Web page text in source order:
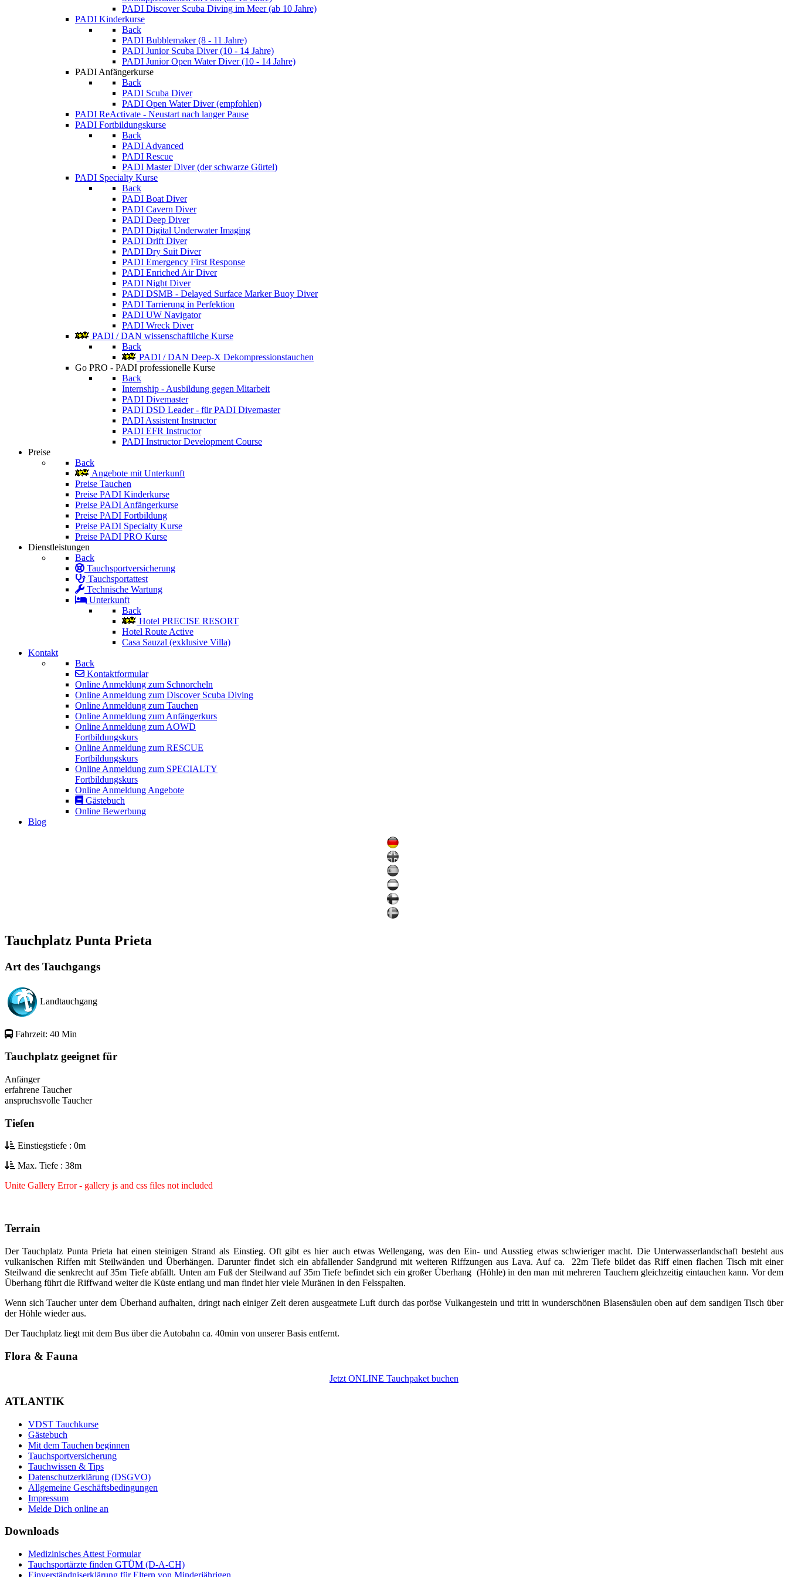
PADI Discover Scuba Diving im Meer (ab 10 Jahre)
PADI Kinderkurse
Back
PADI Bubblemaker (8 - 11 Jahre)
PADI Junior Scuba Diver (10 - 14 Jahre)
PADI Junior Open Water Diver (10 - 14 Jahre)
PADI Anfängerkurse
Back
PADI Scuba Diver
PADI Open Water Diver (empfohlen)
PADI ReActivate - Neustart nach langer Pause
PADI Fortbildungskurse
Back
PADI Advanced
PADI Rescue
PADI Master Diver (der schwarze Gürtel)
PADI Specialty Kurse
Back
PADI Boat Diver
PADI Cavern Diver
PADI Deep Diver
PADI Digital Underwater Imaging
PADI Drift Diver
PADI Dry Suit Diver
PADI Emergency First Response
PADI Enriched Air Diver
PADI Night Diver
PADI DSMB - Delayed Surface Marker Buoy Diver
PADI Tarrierung in Perfektion
PADI UW Navigator
PADI Wreck Diver
PADI / DAN wissenschaftliche Kurse
Back
PADI / DAN Deep-X Dekompressionstauchen
Go PRO - PADI professionelle Kurse
Back
Internship - Ausbildung gegen Mitarbeit
PADI Divemaster
PADI DSD Leader - für PADI Divemaster
PADI Assistent Instructor
PADI EFR Instructor
PADI Instructor Development Course
Preise
Back
Angebote mit Unterkunft
Preise Tauchen
Preise PADI Kinderkurse
Preise PADI Anfängerkurse
Preise PADI Fortbildung
Preise PADI Specialty Kurse
Preise PADI PRO Kurse
Dienstleistungen
Back
Tauchsportversicherung
Tauchsportattest
Technische Wartung
Unterkunft
Back
Hotel PRECISE RESORT
Hotel Route Active
Casa Sauzal (exklusive Villa)
Kontakt
Back
Kontaktformular
Online Anmeldung zum Schnorcheln
Online Anmeldung zum Discover Scuba Diving
Online Anmeldung zum Tauchen
Online Anmeldung zum Anfängerkurs
Online Anmeldung zum AOWD
Fortbildungskurs
Online Anmeldung zum RESCUE
Fortbildungskurs
Online Anmeldung zum SPECIALTY
Fortbildungskurs
Online Anmeldung Angebote
Gästebuch
Online Bewerbung
Blog
Tauchplatz Punta Prieta
Art des Tauchgangs
Landtauchgang
Fahrzeit: 40 Min
Tauchplatz geeignet für
Anfänger
erfahrene Taucher
anspruchsvolle Taucher
Tiefen
Einstiegstiefe : 0m
Max. Tiefe : 38m
Unite Gallery Error - gallery js and css files not included
Terrain
Der Tauchplatz Punta Prieta hat einen steinigen Strand als Einstieg. Oft gibt es hier auch etwas Wellengang, was den Ein- und Ausstieg etwas schwieriger macht. Die Unterwasserlandschaft besteht aus
vulkanischen Riffen mit Steilwänden und Überhängen. Darunter findet sich ein abfallender Sandgrund mit weiteren Riffzungen aus Lava. Auf ca. 22m Tiefe bildet das Riff einen flachen Tisch mit einer
Steilwand die senkrecht auf 35m Tiefe abfällt. Unten am Fuß der Steilwand auf 35m Tiefe befindet sich ein großer Überhang (Höhle) in den man mit mehreren Tauchern gleichzeitig eintauchen kann. Vor dem
Überhang führt die Riffwand weiter die Küste entlang und man findet hier viele Muränen in den Felsspalten.
Wenn sich Taucher unter dem Überhand aufhalten, dringt nach einiger Zeit deren ausgeatmete Luft durch das poröse Vulkangestein und tritt in wunderschönen Blasensäulen oben auf dem sandigen Tisch über
der Höhle wieder aus.
Der Tauchplatz liegt mit dem Bus über die Autobahn ca. 40min von unserer Basis entfernt.
Flora & Fauna
Jetzt ONLINE Tauchpaket buchen
ATLANTIK
VDST Tauchkurse
Gästebuch
Mit dem Tauchen beginnen
Tauchsportversicherung
Tauchwissen & Tips
Datenschutzerklärung (DSGVO)
Allgemeine Geschäftsbedingungen
Impressum
Melde Dich online an
Downloads
Medizinisches Attest Formular
Tauchsportärzte finden GTÜM (D-A-CH)